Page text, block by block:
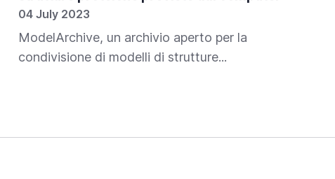
04 July 2023
ModelArchive, un archivio aperto per la
condivisione di modelli di strutture...